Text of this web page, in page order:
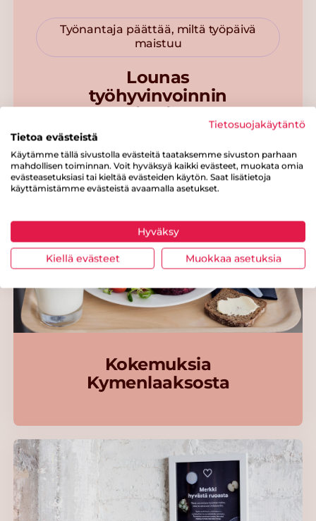
Työnantaja päättää, miltä työpäivä
maistuu
Lounas
työhyvinvoinnin
edistäjänä
Kokemuksia
Kymenlaaksosta
Tietosuojakäytäntö
Tietoa evästeistä
Käytämme tällä sivustolla evästeitä taataksemme sivuston parhaan
mahdollisen toiminnan. Voit hyväksyä kaikki evästeet, muokata omia
evästeasetuksiasi tai kieltää evästeiden käytön. Saat lisätietoja
käyttämistämme evästeistä avaamalla asetukset.
Hyväksy
Kiellä evästeet Muokkaa asetuksia